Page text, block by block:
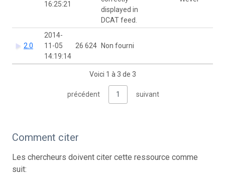
16:25:21
displayed in
DCAT feed.
2.0
2014-
11-05
14:19:14
26 624 Non fourni
Voici 1 à 3 de 3
précédent 1 suivant
Comment citer
Les chercheurs doivent citer cette ressource comme
suit: